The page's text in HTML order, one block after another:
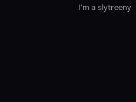
I'm a slytreeny